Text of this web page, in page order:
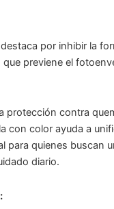
por inhibir la
que previene el
protección contra
con color ayuda a
para quienes buscan
diario.